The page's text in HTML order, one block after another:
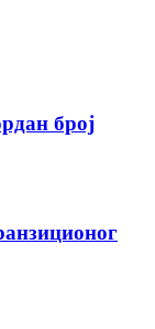
број